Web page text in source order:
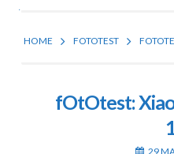
HOME FOTOTEST
fOtOtest:
29